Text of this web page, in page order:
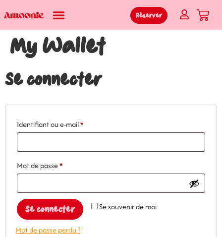
Réserver
My Wallet
Se connecter
Identifiant ou e-mail*
Mot de passe*
Alternative: Se souvenir de moi
Se connecter
Mot de passe perdu ?